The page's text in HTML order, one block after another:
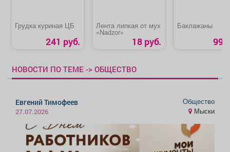
Грудка куриная ЦБ
241 руб.
Лента липкая от мух
«Nadzor»
18 руб.
Баклажаны
99
НОВОСТИ ПО ТЕМЕ -> ОБЩЕСТВО
Евгений Тимофеев
27.07.2026
Общество
Мыски